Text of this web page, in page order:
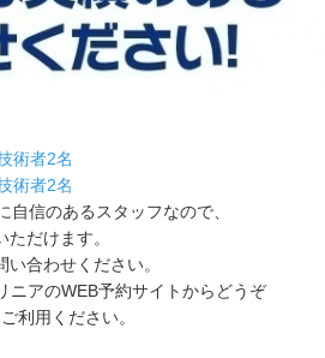
術者2名
術者2名
信のあるスタッフなので、
だけます。
合わせください。
ニアのWEB予約サイトからどうぞ
利用ください。